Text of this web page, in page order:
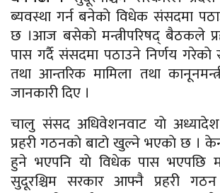
ब्यवस्था गर्न बनेकाे विधेक संसदमा
छ ।आज बसेकाे मन्त्रीपरिषद् बैठकले
पास गर्दै संसदमा पठाउने निर्णय गरेकाे
तथा आन्तरिक मामिला तथा
जानकारी दिए ।
चालु संसद अधिवेशनवाट याे
प्रहरी गठनकाे बाटो खुल्ने भएकाे छ ।
हुने भएपनि याे विधेक पास भएपछि
सुदूरश्चिम सरकार आफ्नै प्रहरी